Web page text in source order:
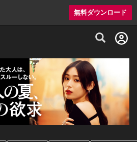
無料ダウンロード
グルメ情報・プレミアムレストラン予約